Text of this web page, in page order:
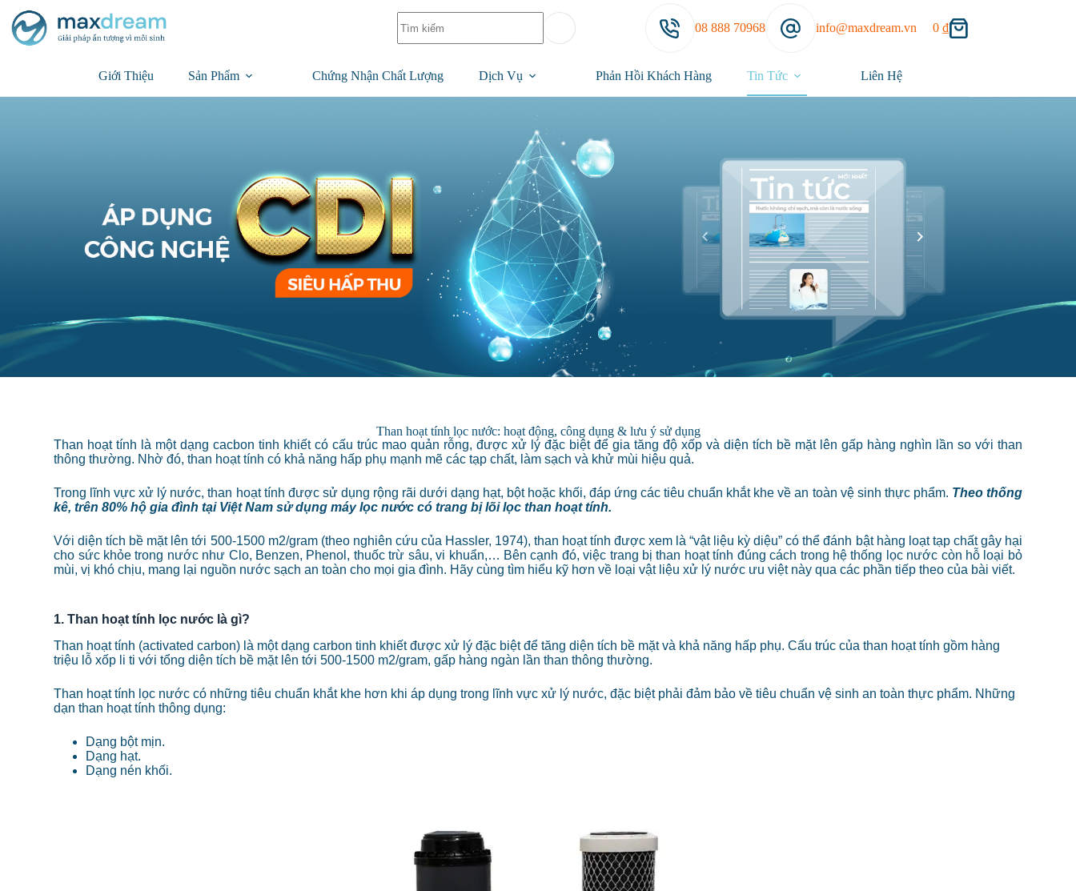
08 888 70968 info@maxdream.vn 0 ₫
Giới Thiệu Sản Phẩm Chứng Nhận Chất Lượng Dịch Vụ Phản Hồi Khách Hàng Tin Tức Liên Hệ
Than hoạt tính lọc nước: hoạt động, công dụng & lưu ý sử dụng
Than hoạt tính là một dạng cacbon tinh khiết có cấu trúc mao quản rỗng, được xử lý đặc biệt để gia tăng độ xốp và diện tích bề mặt lên gấp hàng nghìn lần so với than
thông thường. Nhờ đó, than hoạt tính có khả năng hấp phụ mạnh mẽ các tạp chất, làm sạch và khử mùi hiệu quả.
Trong lĩnh vực xử lý nước, than hoạt tính được sử dụng rộng rãi dưới dạng hạt, bột hoặc khối, đáp ứng các tiêu chuẩn khắt khe về an toàn vệ sinh thực phẩm. Theo thống
kê, trên 80% hộ gia đình tại Việt Nam sử dụng máy lọc nước có trang bị lõi lọc than hoạt tính.
Với diện tích bề mặt lên tới 500-1500 m2/gram (theo nghiên cứu của Hassler, 1974), than hoạt tính được xem là “vật liệu kỳ diệu” có thể đánh bật hàng loạt tạp chất gây hại
cho sức khỏe trong nước như Clo, Benzen, Phenol, thuốc trừ sâu, vi khuẩn,… Bên cạnh đó, việc trang bị than hoạt tính đúng cách trong hệ thống lọc nước còn hỗ loại bỏ
mùi, vị khó chịu, mang lại nguồn nước sạch an toàn cho mọi gia đình. Hãy cùng tìm hiểu kỹ hơn về loại vật liệu xử lý nước ưu việt này qua các phần tiếp theo của bài viết.
1. Than hoạt tính lọc nước là gì?
Than hoạt tính (activated carbon) là một dạng carbon tinh khiết được xử lý đặc biệt để tăng diện tích bề mặt và khả năng hấp phụ. Cấu trúc của than hoạt tính gồm hàng
triệu lỗ xốp li ti với tổng diện tích bề mặt lên tới 500-1500 m2/gram, gấp hàng ngàn lần than thông thường.
Than hoạt tính lọc nước có những tiêu chuẩn khắt khe hơn khi áp dụng trong lĩnh vực xử lý nước, đặc biệt phải đảm bảo về tiêu chuẩn vệ sinh an toàn thực phẩm. Những
dạn than hoạt tính thông dụng:
Dạng bột mịn.
Dạng hạt.
Dạng nén khối.